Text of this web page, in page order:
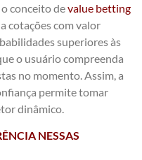
conceito devalue betting
cotações com valor
superiores às
o usuário compreenda
no momento. Assim, a
permite tomar
dinâmico.
NESSAS